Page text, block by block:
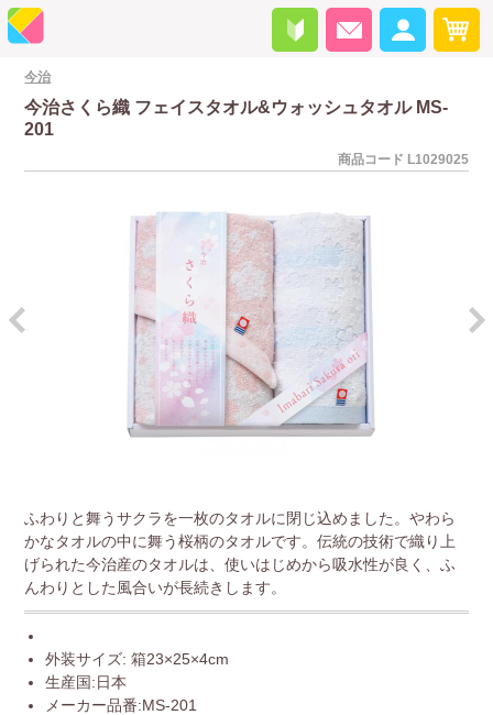
今治
今治さくら織 フェイスタオル&ウォッシュタオル MS-
201
商品コード L1029025
ふわりと舞うサクラを一枚のタオルに閉じ込めました。やわら
かなタオルの中に舞う桜柄のタオルです。伝統の技術で織り上
げられた今治産のタオルは、使いはじめから吸水性が良く、ふ
んわりとした風合いが長続きします。
外装サイズ: 箱23×25×4cm
生産国:日本
メーカー品番:MS-201